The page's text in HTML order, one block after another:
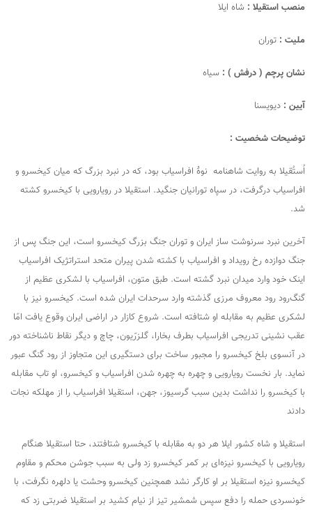
منصب استقیلا : شاه ایلا
ملیت : توران
نشان پرچم ( درفش ) : سیاه
آیین : دیویسنا
توضیحات شخصیت :
اُستُقیلا به روایت شاهنامه نوهٔ افراسیاب بود، که در نبرد بزرگ که میان کیخسرو و
افراسیاب درگرفت، در سپاه تورانیان جنگید. استقیلا در رویارویی با کیخسرو کشته
شد.
آخرین نبرد سرنوشت ساز ایران و توران جنگ بزرگ کیخسرو است، این جنگ پس از
جنگ دوازده رخ رویداد و افراسیاب با کشته شدن پیران متحد استراتژیک افراسیاب
اینک خود وارد میدان نبرد گشته است. طبق متون، افراسیاب با لشکری عظیم از
گنگ‌رود رود معروف مرزی گذشته وارد سرحدات ایران شده است. کیخسرو نیز با
لشکری عظیم به مقابله او شتافته است. شروع کازار در اراضی ایران وقوع یافت امّا
عقب نشینی تدریجی افراسیاب بطرف بخارا، گلزرّیون، چاچ و دیگر نقاط ناشناخته دور
در آنسوی بلخ کیخسرو را مجبور ساخت برای دستگیری این متجاوز از رود گنگ عبور
نماید. بار نخست رویارویی و چهره به چهره شدن افراسیاب و کیخسرو، او تاب مقابله
با کیخسرو را نداشت بدین سبب گرسیوز، جهن، استقیلا افراسیاب را از مهلکه نجات
دادند
استقیلا و شاه کشور ایلا هر دو به مقابله با کیخسرو شتافتند، حتا استقیلا هنگام
رویارویی با کیخسرو نیزه‌ای بر کمر کیخسرو زد ولی به سبب جوشن محکم و مقاوم
کیخسرو نیزه استقیلا بر او کارگر نشد همچنین کیخسرو وحشت یا دلهره نگرفت، با
خونسردی حمله را دفع سپس شمشیر تیز از نیام کشید بر استقیلا ضربتی زد که